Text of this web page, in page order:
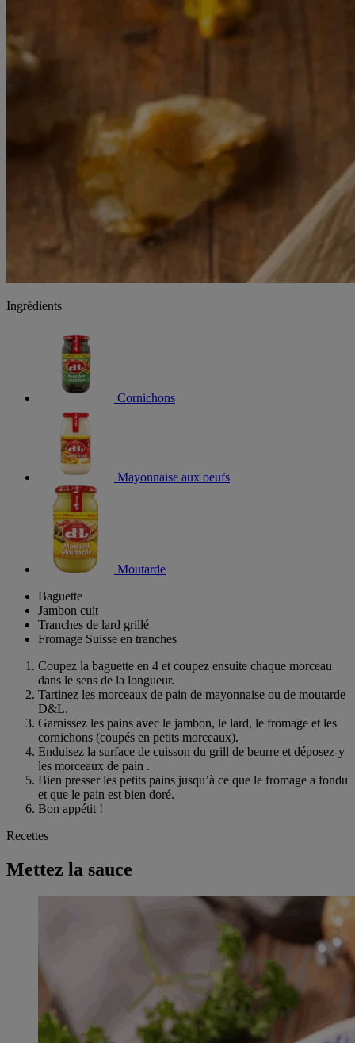
Ingrédients
Cornichons
Mayonnaise aux oeufs
Moutarde
Baguette
Jambon cuit
Tranches de lard grillé
Fromage Suisse en tranches
Coupez la baguette en 4 et coupez ensuite chaque morceau
dans le sens de la longueur.
Tartinez les morceaux de pain de mayonnaise ou de moutarde
D&L.
Garnissez les pains avec le jambon, le lard, le fromage et les
cornichons (coupés en petits morceaux).
Enduisez la surface de cuisson du grill de beurre et déposez-y
les morceaux de pain .
Bien presser les petits pains jusqu’à ce que le fromage a fondu
et que le pain est bien doré.
Bon appétit !
Recettes
Mettez la sauce